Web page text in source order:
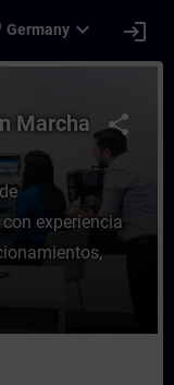
Germany expand_more login
- Puesta en
share
Marcha
experiencia